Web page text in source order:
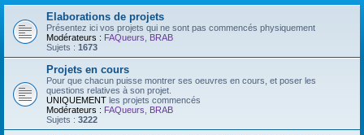
Elaborations de projets
Présentez ici vos projets qui ne sont pas commencés physiquement
Modérateurs : FAQueurs
BRAB
Sujets : 1673
Projets en cours
Pour que chacun puisse montrer ses oeuvres en cours, et poser les
questions relatives à son projet.
UNIQUEMENT les projets commencés
Modérateurs : FAQueurs
BRAB
Sujets : 3222